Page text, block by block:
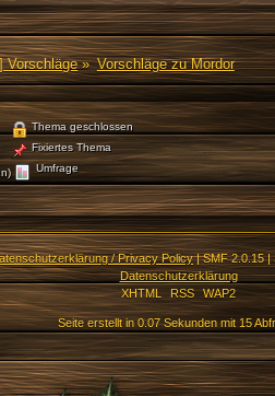
Vorschläge» Vorschläge zu Mordor
Thema geschlossen
Fixiertes Thema
Umfrage
/ Privacy Policy|SMF 2.0.15|
Datenschutzerklärung
XHTML
RSS WAP2
Seite erstellt in 0.07 Sekunden mit 15